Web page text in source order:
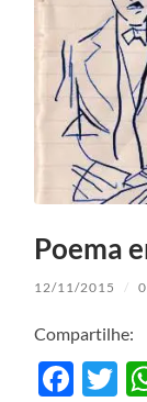
Poema
12/11/2015 /
Compartilhe: